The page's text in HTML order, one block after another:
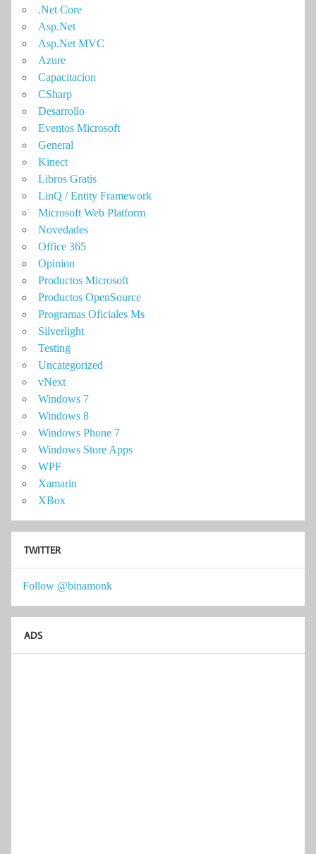
.Net Core
Asp.Net
Asp.Net MVC
Azure
Capacitacion
CSharp
Desarrollo
Eventos Microsoft
General
Kinect
Libros Gratis
LinQ / Entity Framework
Microsoft Web Platform
Novedades
Office 365
Opinion
Productos Microsoft
Productos OpenSource
Programas Oficiales Ms
Silverlight
Testing
Uncategorized
vNext
Windows 7
Windows 8
Windows Phone 7
Windows Store Apps
WPF
Xamarin
XBox
TWITTER
Follow @binamonk
ADS